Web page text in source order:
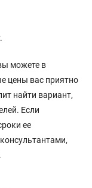
можете в
цены вас приятно
найти вариант,
Если
ее